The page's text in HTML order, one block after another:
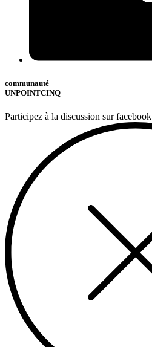
communauté
UNPOINTCINQ
Participez à la discussion sur facebook